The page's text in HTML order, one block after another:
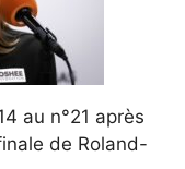
au n°21 après
de Roland-